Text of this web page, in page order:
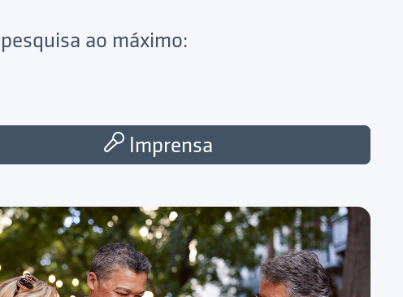
ao máximo:
Imprensa